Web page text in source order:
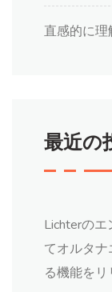
直感的に理
最近の
Lichterの
てオルタ
る機能をリ